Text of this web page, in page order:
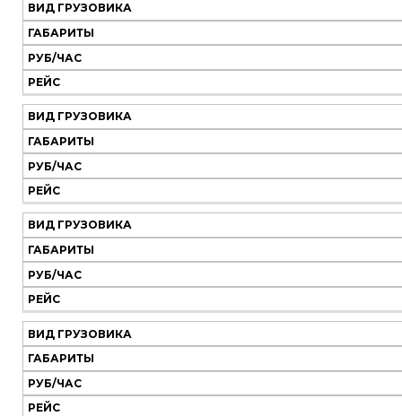
ВИД ГРУЗОВИКА
ГАБАРИТЫ
РУБ/ЧАС
РЕЙС
ВИД ГРУЗОВИКА
ГАБАРИТЫ
РУБ/ЧАС
РЕЙС
ВИД ГРУЗОВИКА
ГАБАРИТЫ
РУБ/ЧАС
РЕЙС
ВИД ГРУЗОВИКА
ГАБАРИТЫ
РУБ/ЧАС
РЕЙС